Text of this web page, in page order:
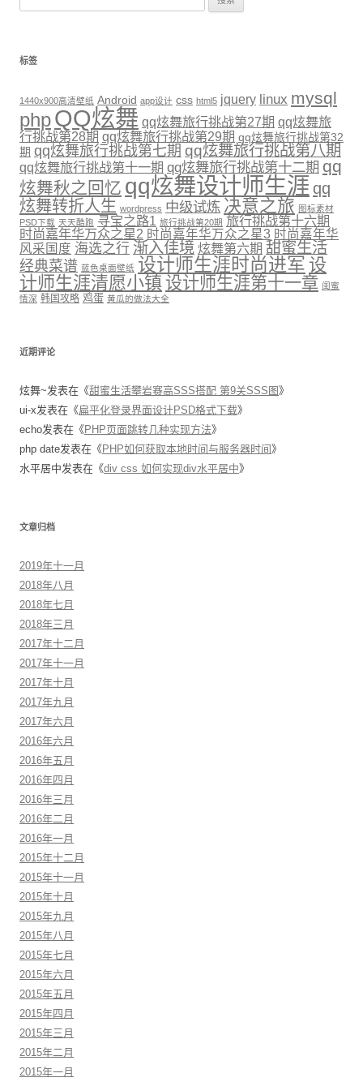
标签
1440x900高清壁纸 Android app设计 css html5 jquery linux mysql
phpQQ炫舞 qq炫舞旅行挑战第27期 qq炫舞旅
行挑战第28期 qq炫舞旅行挑战第29期 qq炫舞旅行挑战第32
期 qq炫舞旅行挑战第七期 qq炫舞旅行挑战第八期
qq炫舞旅行挑战第十一期 qq炫舞旅行挑战第十二期 qq
炫舞秋之回忆 qq炫舞设计师生涯 qq
炫舞转折人生 wordpress 中级试炼 决意之旅 图标素材
PSD下载 天天酷跑 寻宝之路1 旅行挑战第20期 旅行挑战第十六期
时尚嘉年华万众之星2 时尚嘉年华万众之星3 时尚嘉年华
风采国度 海选之行 渐入佳境 炫舞第六期 甜蜜生活
经典菜谱 蓝色桌面壁纸 设计师生涯时尚进军 设
计师生涯清愿小镇 设计师生涯第十一章 闺蜜
情深 韩国攻略 鸡蛋 黄瓜的做法大全
近期评论
炫舞~发表在《甜蜜生活攀岩赛高SSS搭配 第9关SSS图 》
ui-x发表在《扁平化登录界面设计PSD格式下载》
echo发表在《 PHP页面跳转几种实现方法》
php date发表在《 PHP如何获取本地时间与服务器时间 》
水平居中发表在《div css 如何实现div水平居中》
文章归档
2019年十一月
2018年八月
2018年七月
2018年三月
2017年十二月
2017年十一月
2017年十月
2017年九月
2017年六月
2016年六月
2016年五月
2016年四月
2016年三月
2016年二月
2016年一月
2015年十二月
2015年十一月
2015年十月
2015年九月
2015年八月
2015年七月
2015年六月
2015年五月
2015年四月
2015年三月
2015年二月
2015年一月